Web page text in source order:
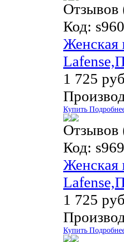
Отзывов
Код:
Женская
1 725
Купить
Отзывов
Код:
Женская
1 725
Купить